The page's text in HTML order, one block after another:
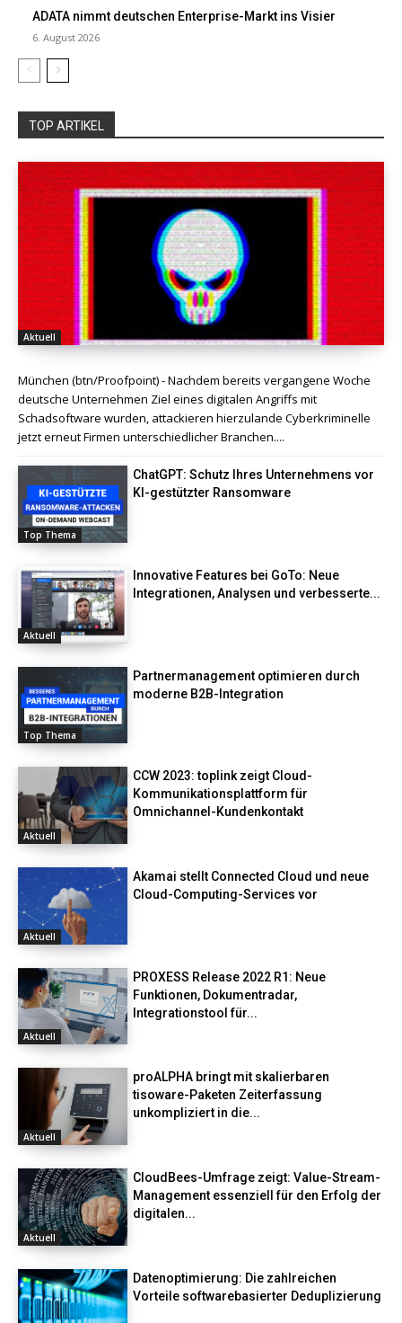
ADATA nimmt deutschen Enterprise-Markt ins Visier
6. August 2026
TOP ARTIKEL
Aktuell
München (btn/Proofpoint) - Nachdem bereits vergangene Woche
deutsche Unternehmen Ziel eines digitalen Angriffs mit
Schadsoftware wurden, attackieren hierzulande Cyberkriminelle
jetzt erneut Firmen unterschiedlicher Branchen....
Top Thema
ChatGPT: Schutz Ihres Unternehmens vor
KI-gestützter Ransomware
Aktuell
Innovative Features bei GoTo: Neue
Integrationen, Analysen und verbesserte...
Top Thema
Partnermanagement optimieren durch
moderne B2B-Integration
Aktuell
CCW 2023: toplink zeigt Cloud-
Kommunikationsplattform für
Omnichannel-Kundenkontakt
Aktuell
Akamai stellt Connected Cloud und neue
Cloud-Computing-Services vor
Aktuell
PROXESS Release 2022 R1: Neue
Funktionen, Dokumentradar,
Integrationstool für...
Aktuell
proALPHA bringt mit skalierbaren
tisoware-Paketen Zeiterfassung
unkompliziert in die...
Aktuell
CloudBees-Umfrage zeigt: Value-Stream-
Management essenziell für den Erfolg der
digitalen...
Datenoptimierung: Die zahlreichen
Vorteile softwarebasierter Deduplizierung